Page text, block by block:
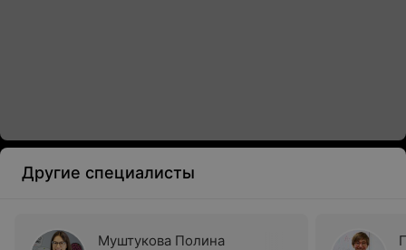
Другие специалисты
Муштукова Полина